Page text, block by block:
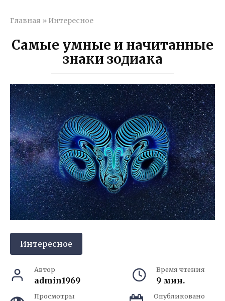
Главная » Интересное
Самые умные и начитанные
знаки зодиака
Интересное
Автор
admin1969
Время чтения
9 мин.
Просмотры Опубликовано